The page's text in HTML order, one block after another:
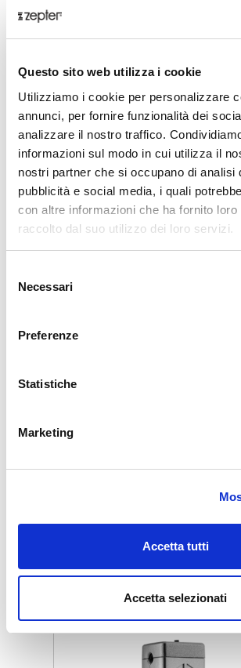
Questo sito web utilizza i cookie
Utilizziamo i cookie per personalizzare
annunci, per fornire funzionalità dei
analizzare il nostro traffico.
informazioni sul modo in cui utilizza il
nostri partner che si occupano di analisi
pubblicità e social media, i quali
con altre informazioni che ha fornito loro
raccolto dal suo utilizzo dei loro servizi.
delNecessari
Preferenze
Statistiche
Marketing
Accetta tutti
Accetta selezionati
THERAPY AIR® SMART
Prezzo al dettaglio €
Add commentMore actions
ZepterClub
prezzo
Registrati / iscriviti
compra con sconti dal -5% al -40%
Add commentMore actions
Registrati / iscriviti